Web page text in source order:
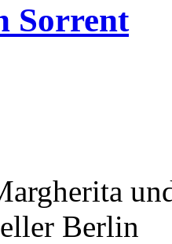
Sorrent
Berlin